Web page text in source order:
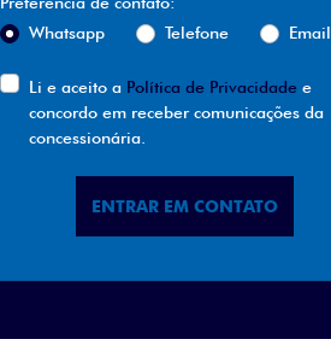
Whatsapp
Telefone Email
Li e aceito a Política de Privacidade e
concordo em receber comunicações da
concessionária.
ENTRAR EM CONTATO